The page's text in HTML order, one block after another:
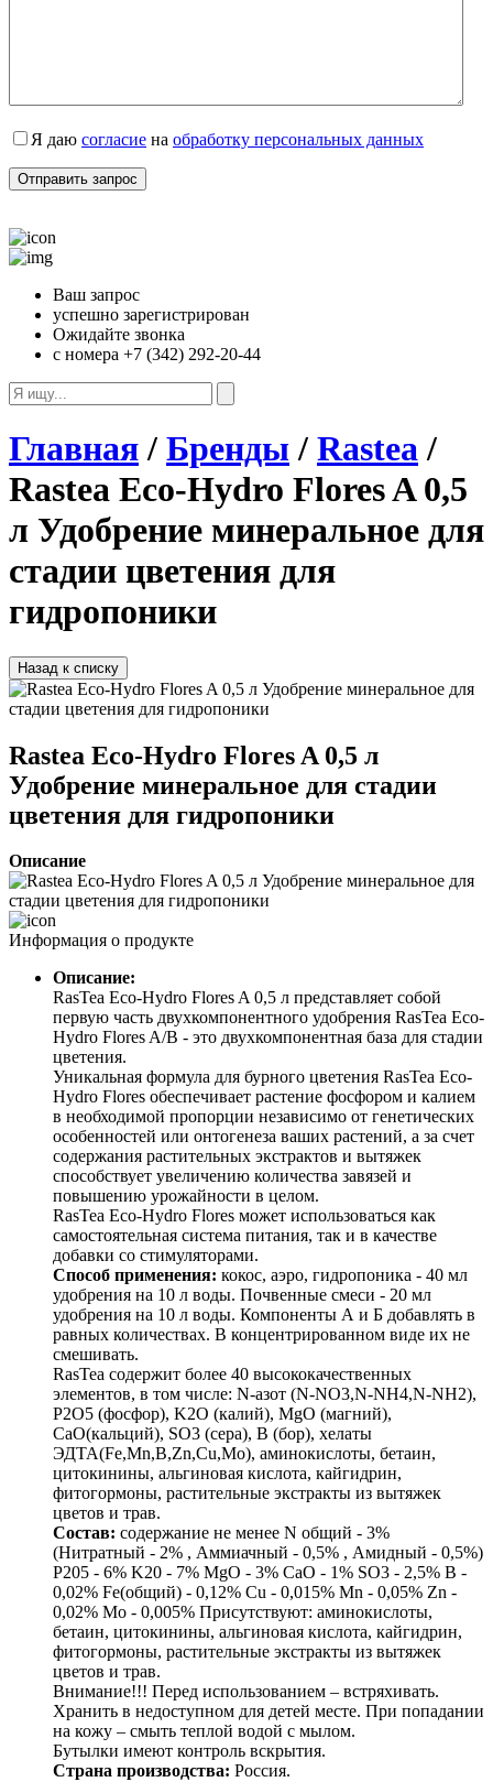
Я даю согласие на обработку персональных данных
Ваш запрос
успешно зарегистрирован
Ожидайте звонка
с номера +7 (342) 292-20-44
Главная/ Бренды/ Rastea/
Rastea Eco-Hydro Flores A 0,5
л Удобрение минеральное для
стадии цветения для
гидропоники
Назад к списку
Rastea Eco-Hydro Flores A 0,5 л
Удобрение минеральное для стадии
цветения для гидропоники
Описание
Информация о продукте
Описание:
RasTea Eco-Hydro Flores A 0,5 л представляет собой
первую часть двухкомпонентного удобрения RasTea Eco-
Hydro Flores A/B - это двухкомпонентная база для стадии
цветения.
Уникальная формула для бурного цветения RasTea Eco-
Hydro Flores обеспечивает растение фосфором и калием
в необходимой пропорции независимо от генетических
особенностей или онтогенеза ваших растений, а за счет
содержания растительных экстрактов и вытяжек
способствует увеличению количества завязей и
повышению урожайности в целом.
RasTea Eco-Hydro Flores может использоваться как
самостоятельная система питания, так и в качестве
добавки со стимуляторами.
Способ применения: кокос, аэро, гидропоника - 40 мл
удобрения на 10 л воды. Почвенные смеси - 20 мл
удобрения на 10 л воды. Компоненты А и Б добавлять в
равных количествах. В концентрированном виде их не
смешивать.
RasTea содержит более 40 высококачественных
элементов, в том числе: N-азот (N-NO3,N-NH4,N-NH2),
P2O5 (фосфор), K2O (калий), MgO (магний),
CaO(кальций), SO3 (сера), B (бор), хелаты
ЭДТА(Fe,Mn,B,Zn,Cu,Mo), аминокислоты, бетаин,
цитокинины, альгиновая кислота, кайгидрин,
фитогормоны, растительные экстракты из вытяжек
цветов и трав.
Состав: содержание не менее N общий - 3%
(Нитратный - 2% , Аммиачный - 0,5% , Амидный - 0,5%)
P205 - 6% K20 - 7% MgO - 3% CaO - 1% SO3 - 2,5% B -
0,02% Fe(общий) - 0,12% Cu - 0,015% Mn - 0,05% Zn -
0,02% Mo - 0,005% Присутствуют: аминокислоты,
бетаин, цитокинины, альгиновая кислота, кайгидрин,
фитогормоны, растительные экстракты из вытяжек
цветов и трав.
Внимание!!! Перед использованием – встряхивать.
Хранить в недоступном для детей месте. При попадании
на кожу – смыть теплой водой с мылом.
Бутылки имеют контроль вскрытия.
Страна производства: Россия.